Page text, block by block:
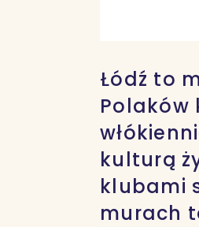
Łódź to
Polaków
kulturą
klubami
murach